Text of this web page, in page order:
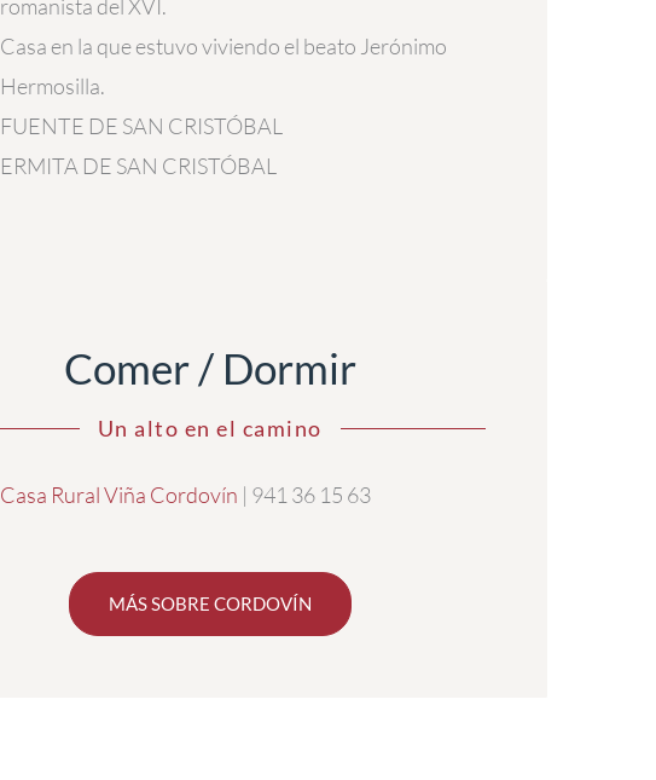
romanista del XVI.
Casa en la que estuvo viviendo el beato Jerónimo
Hermosilla.
FUENTE DE SAN CRISTÓBAL
ERMITA DE SAN CRISTÓBAL
Comer / Dormir
Un alto en el camino
Casa Rural Viña Cordovín | 941 36 15 63
MÁS SOBRE CORDOVÍN